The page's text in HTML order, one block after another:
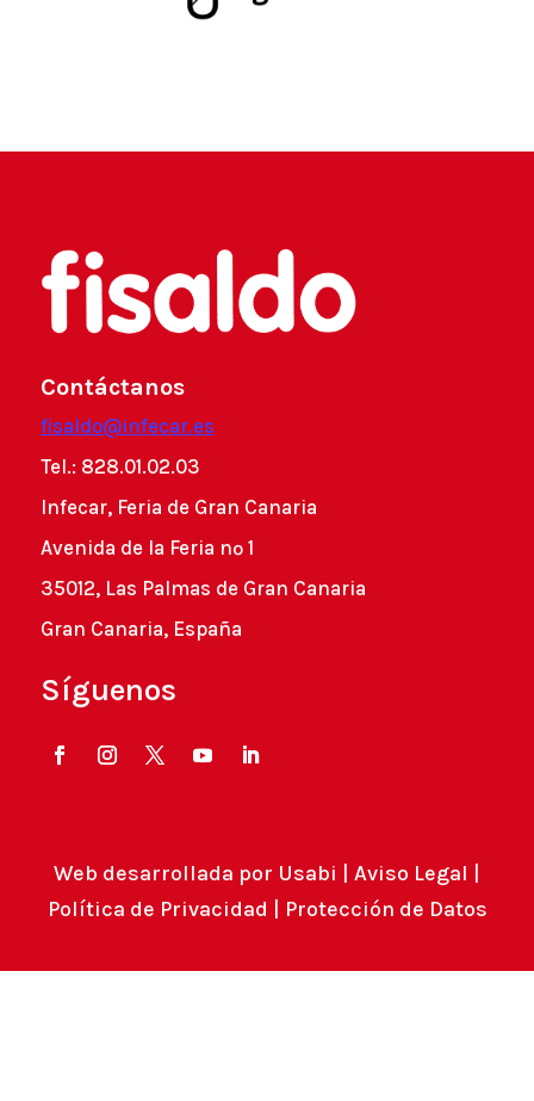
Contáctanos
fisaldo@infecar.es
Tel.: 828.01.02.03
Infecar, Feria de Gran Canaria
Avenida de la Feria nº 1
35012, Las Palmas de Gran Canaria
Gran Canaria, España
Síguenos
Web desarrollada por Usabi Aviso Legal
Política de Privacidad
Protección de Datos